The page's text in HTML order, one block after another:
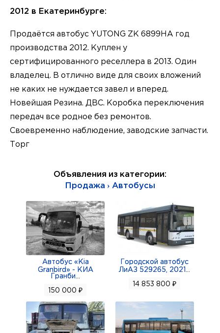
2012 в Екатеринбурге:
Продаётся автобус YUTONG ZK 6899HA год
производства 2012. Куплен у
сертифицированного реселлера в 2013. Один
владелец. В отлично виде для своих вложений
не каких не нуждается завел и вперед.
Новейшая Резина. ДВС. Коробка переключения
передач все родное без ремонтов.
Своевременно наблюдение, заводские запчасти.
Торг
Объявления из категории:
Продажа › Автобусы
Автобус «Kia
Granbird» - КИА
Гранби
150 000 ₽
Городской автобус
ЛиАЗ 529265, 2021
14 853 800 ₽